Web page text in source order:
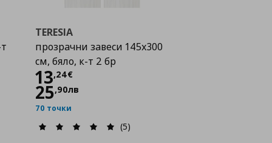
TERESIA
прозрачни завеси 145x300
см, бяло, к-т 2 бр
13,24€
Цена
25,90лв
70 точки
(5)